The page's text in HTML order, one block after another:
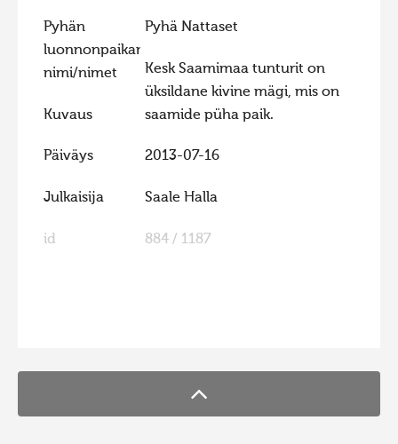
Hiite kuvavõistlus 2021
Liikkuvat kuvat 2021
Hiite kuvavõistlus 2020
Liikkuvat kuvat 2020
Hiite kuvavõistlus 2017
Hiite kuvavõistlus 2016
Pyhän
luonnonpaikan
nimi/nimet
Pyhä Nattaset
Kuvaus
Kesk Saamimaa tunturit on
üksildane kivine mägi, mis on
saamide püha paik.
Päiväys 2013-07-16
Julkaisija Saale Halla
id 884 / 1187